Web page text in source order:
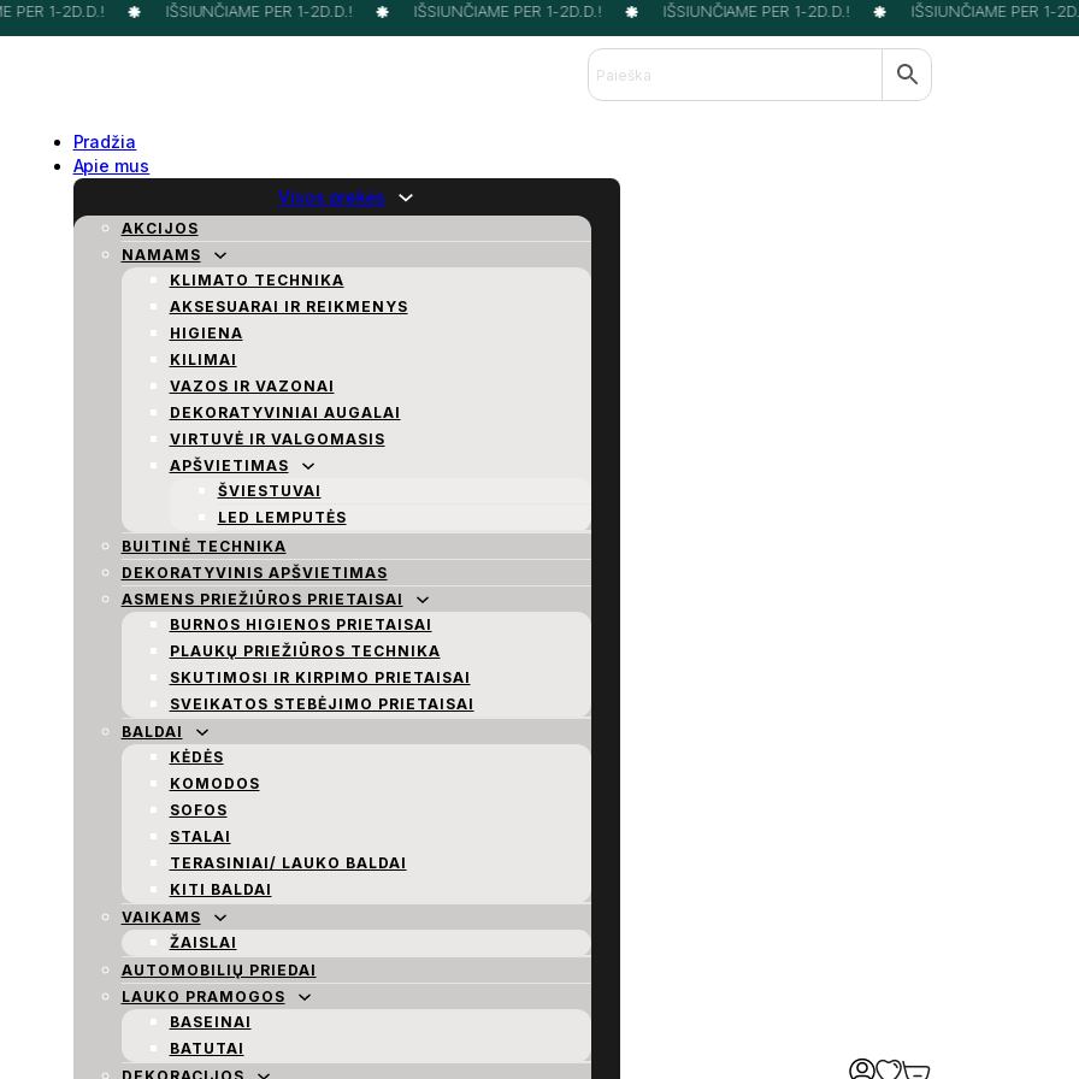
PER 1-2D.D.! IŠSIUNČIAME PER 1-2D.D.! IŠSIUNČIAME PER 1-2D.D.! IŠSIUNČIAME PER 1-2D.D.! IŠSIUNČIAME PER 1-
Pradžia
Apie mus
Visos prekės
AKCIJOS
NAMAMS
KLIMATO TECHNIKA
AKSESUARAI IR REIKMENYS
HIGIENA
KILIMAI
VAZOS IR VAZONAI
DEKORATYVINIAI AUGALAI
VIRTUVĖ IR VALGOMASIS
APŠVIETIMAS
ŠVIESTUVAI
LED LEMPUTĖS
BUITINĖ TECHNIKA
DEKORATYVINIS APŠVIETIMAS
ASMENS PRIEŽIŪROS PRIETAISAI
BURNOS HIGIENOS PRIETAISAI
PLAUKŲ PRIEŽIŪROS TECHNIKA
SKUTIMOSI IR KIRPIMO PRIETAISAI
SVEIKATOS STEBĖJIMO PRIETAISAI
BALDAI
KĖDĖS
KOMODOS
SOFOS
STALAI
TERASINIAI/ LAUKO BALDAI
KITI BALDAI
VAIKAMS
ŽAISLAI
AUTOMOBILIŲ PRIEDAI
LAUKO PRAMOGOS
BASEINAI
BATUTAI